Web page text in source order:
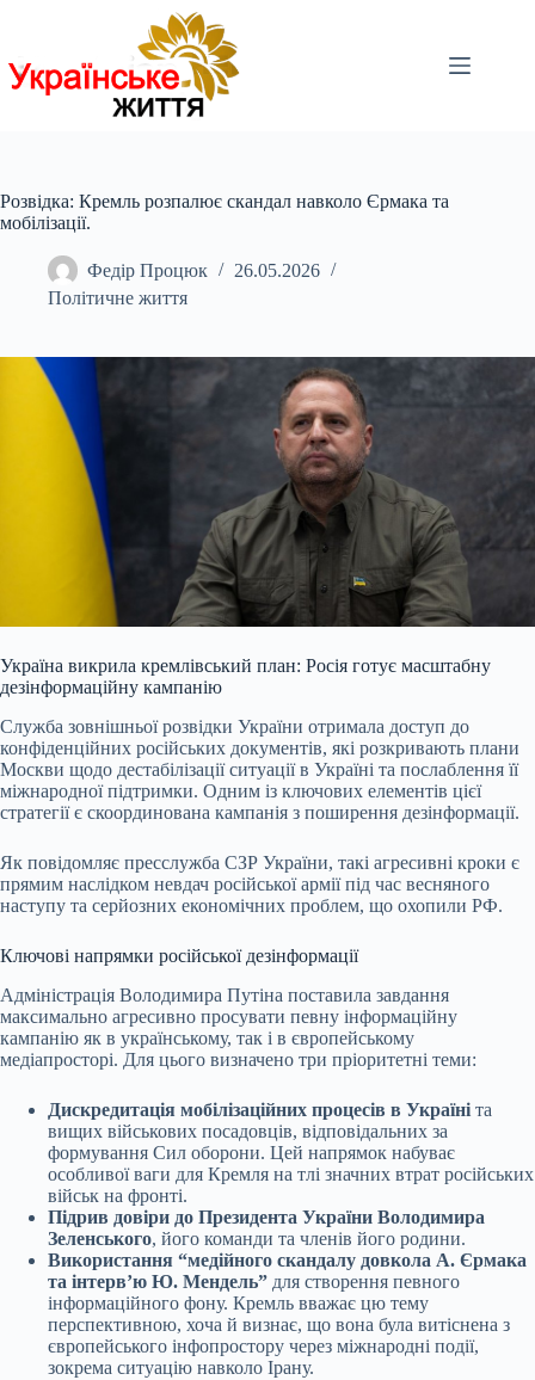
Розвідка: Кремль розпалює скандал навколо Єрмака та
мобілізації.
Федір Процюк
26.05.2026
Політичне життя
Україна викрила кремлівський план: Росія готує масштабну
дезінформаційну кампанію
Служба зовнішньої розвідки України отримала доступ до
конфіденційних російських документів, які розкривають плани
Москви щодо дестабілізації ситуації в Україні та послаблення її
міжнародної підтримки. Одним із ключових елементів цієї
стратегії є скоординована кампанія з поширення дезінформації.
Як повідомляє пресслужба СЗР України, такі агресивні кроки є
прямим наслідком невдач російської армії під час весняного
наступу та серйозних економічних проблем, що охопили РФ.
Ключові напрямки російської дезінформації
Адміністрація Володимира Путіна поставила завдання
максимально агресивно просувати певну інформаційну
кампанію як в українському, так і в європейському
медіапросторі. Для цього визначено три пріоритетні теми:
Дискредитація мобілізаційних процесів в Україні та
вищих військових посадовців, відповідальних за
формування Сил оборони. Цей напрямок набуває
особливої ваги для Кремля на тлі значних втрат російських
військ на фронті.
Підрив довіри до Президента України Володимира
Зеленського, його команди та членів його родини.
Використання “медійного скандалу довкола А. Єрмака
та інтерв’ю Ю. Мендель” для створення певного
інформаційного фону. Кремль вважає цю тему
перспективною, хоча й визнає, що вона була витіснена з
європейського інфопростору через міжнародні події,
зокрема ситуацію навколо Ірану.